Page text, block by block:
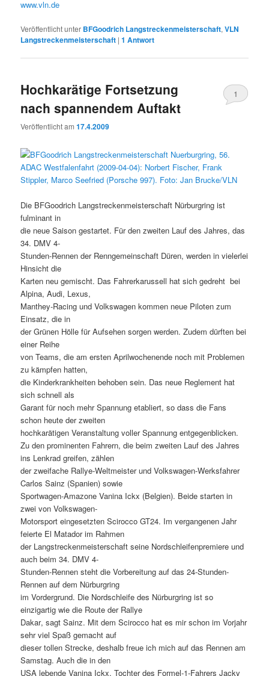
www.vln.de
Veröffentlicht unter BFGoodrich Langstreckenmeisterschaft,VLN
Langstreckenmeisterschaft |1 Antwort
Hochkarätige Fortsetzung
nach spannendem Auftakt
Veröffentlicht am17.4.2009
1
Die BFGoodrich Langstreckenmeisterschaft Nürburgring ist
fulminant in
die neue Saison gestartet. Für den zweiten Lauf des Jahres, das
34. DMV 4-
Stunden-Rennen der Renngemeinschaft Düren, werden in vielerlei
Hinsicht die
Karten neu gemischt. Das Fahrerkarussell hat sich gedreht  bei
Alpina, Audi, Lexus,
Manthey-Racing und Volkswagen kommen neue Piloten zum
Einsatz, die in
der Grünen Hölle für Aufsehen sorgen werden. Zudem dürften bei
einer Reihe
von Teams, die am ersten Aprilwochenende noch mit Problemen
zu kämpfen hatten,
die Kinderkrankheiten behoben sein. Das neue Reglement hat
sich schnell als
Garant für noch mehr Spannung etabliert, so dass die Fans
schon heute der zweiten
hochkarätigen Veranstaltung voller Spannung entgegenblicken.
Zu den prominenten Fahrern, die beim zweiten Lauf des Jahres
ins Lenkrad greifen, zählen
der zweifache Rallye-Weltmeister und Volkswagen-Werksfahrer
Carlos Sainz (Spanien) sowie
Sportwagen-Amazone Vanina Ickx (Belgien). Beide starten in
zwei von Volkswagen-
Motorsport eingesetzten Scirocco GT24. Im vergangenen Jahr
feierte El Matador im Rahmen
der Langstreckenmeisterschaft seine Nordschleifenpremiere und
auch beim 34. DMV 4-
Stunden-Rennen steht die Vorbereitung auf das 24-Stunden-
Rennen auf dem Nürburgring
im Vordergrund. Die Nordschleife des Nürburgring ist so
einzigartig wie die Route der Rallye
Dakar, sagt Sainz. Mit dem Scirocco hat es mir schon im Vorjahr
sehr viel Spaß gemacht auf
dieser tollen Strecke, deshalb freue ich mich auf das Rennen am
Samstag. Auch die in den
USA lebende Vanina Ickx, Tochter des Formel-1-Fahrers Jacky